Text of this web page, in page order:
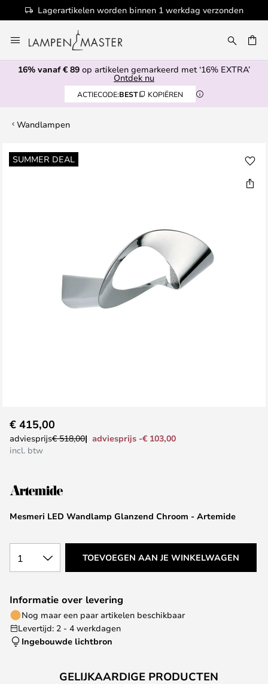
Lagerartikelen worden binnen 1 werkdag verzonden
naar
de
inhoud
16% vanaf € 89 op artikelen gemarkeerd met ‘16% EXTRA’
Ontdek nu
ACTIECODE:BEST KOPIËREN
Wandlampen
SUMMER DEAL
Ga
naar
naar
het
de
gallerij
Mesmeri LED Wandlamp Glanzend Chroom - Artemide
€ 415,00
adviesprijs€ 518,00
adviesprijs -€ 103,00
incl. btw
1 TOEVOEGEN AAN JE WINKELWAGEN
Informatie over levering
Nog maar een paar artikelen beschikbaar
Levertijd: 2 - 4 werkdagen
Ingebouwde lichtbron
GELIJKAARDIGE PRODUCTEN